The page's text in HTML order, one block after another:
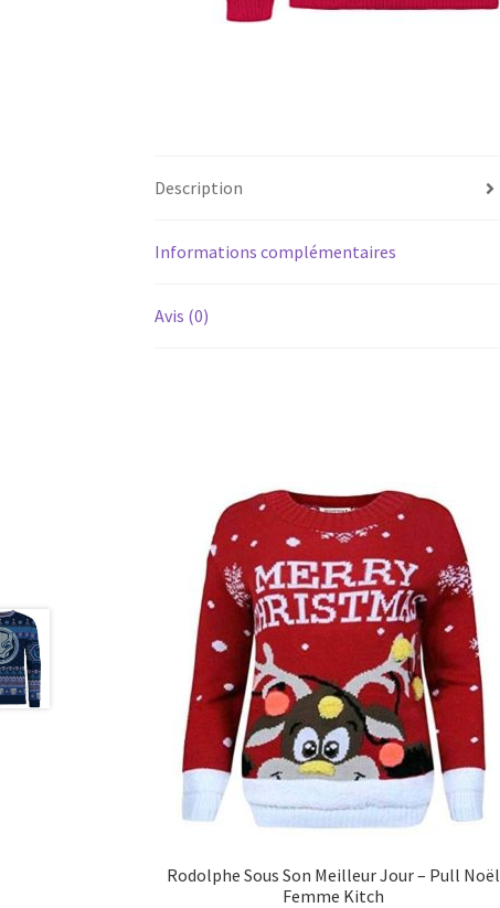
Description
Informations complémentaires
Avis (0)
Rodolphe Sous Son Meilleur Jour – Pull Noël
Femme Kitch